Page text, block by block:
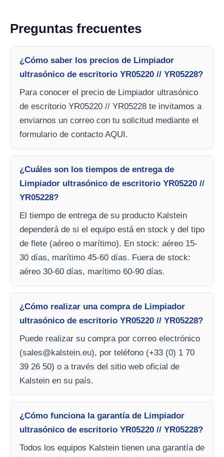
Preguntas frecuentes
¿Cómo saber los precios de Limpiador
ultrasónico de escritorio YR05220 // YR05228?
Para conocer el precio de Limpiador ultrasónico
de escritorio YR05220 // YR05228 te invitamos a
enviarnos un correo con tu solicitud mediante el
formulario de contacto AQUI.
¿Cuáles son los tiempos de entrega de
Limpiador ultrasónico de escritorio YR05220 //
YR05228?
El tiempo de entrega de su producto Kalstein
dependerá de si el equipo está en stock y del tipo
de flete (aéreo o marítimo). En stock: aéreo 15-
30 días, marítimo 45-60 días. Fuera de stock:
aéreo 30-60 días, marítimo 60-90 días.
¿Cómo realizar una compra de Limpiador
ultrasónico de escritorio YR05220 // YR05228?
Puede realizar su compra por correo electrónico
(sales@kalstein.eu), por teléfono (+33 (0) 1 70
39 26 50) o a través del sitio web oficial de
Kalstein en su país.
¿Cómo funciona la garantía de Limpiador
ultrasónico de escritorio YR05220 // YR05228?
Todos los equipos Kalstein tienen una garantía de